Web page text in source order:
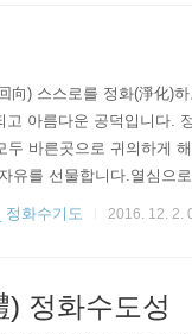
向) 스스로를 정화(淨化)
아름다운 공덕입니다.
두 바른곳으로 귀의하게
유를 선물합니다.열심으
천입니다.기도의 입재와
정화수기도 2016. 12. 2.
) 정화수도성